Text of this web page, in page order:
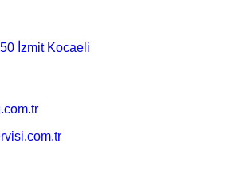
İzmit Kocaeli